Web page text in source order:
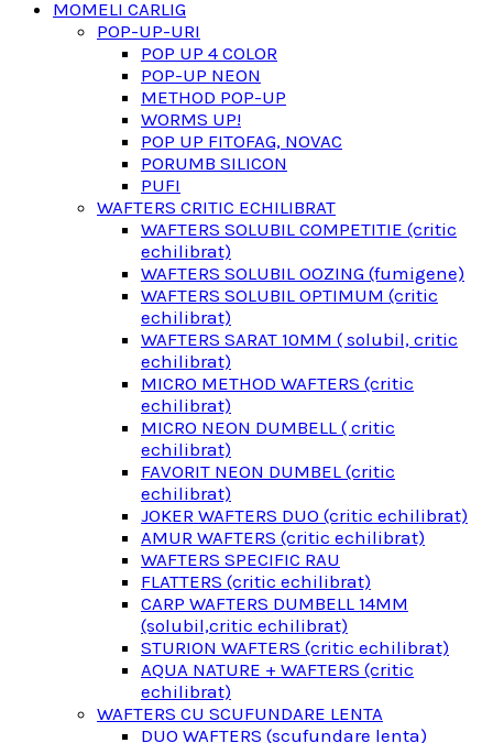
MOMELI CARLIG
POP-UP-URI
POP UP 4 COLOR
POP-UP NEON
METHOD POP-UP
WORMS UP!
POP UP FITOFAG, NOVAC
PORUMB SILICON
PUFI
WAFTERS CRITIC ECHILIBRAT
WAFTERS SOLUBIL COMPETITIE (critic
echilibrat)
WAFTERS SOLUBIL OOZING (fumigene)
WAFTERS SOLUBIL OPTIMUM (critic
echilibrat)
WAFTERS SARAT 10MM ( solubil, critic
echilibrat)
MICRO METHOD WAFTERS (critic
echilibrat)
MICRO NEON DUMBELL ( critic
echilibrat)
FAVORIT NEON DUMBEL (critic
echilibrat)
JOKER WAFTERS DUO (critic echilibrat)
AMUR WAFTERS (critic echilibrat)
WAFTERS SPECIFIC RAU
FLATTERS (critic echilibrat)
CARP WAFTERS DUMBELL 14MM
(solubil,critic echilibrat)
STURION WAFTERS (critic echilibrat)
AQUA NATURE + WAFTERS (critic
echilibrat)
WAFTERS CU SCUFUNDARE LENTA
DUO WAFTERS (scufundare lenta)